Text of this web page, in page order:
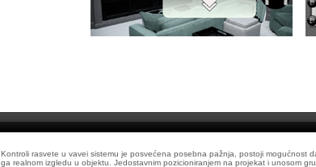
Kontroli rasvete u vavei sistemu je posvećena posebna pažnja, postoji mogućnost
ga realnom izgledu u objektu. Jedostavnim pozicioniranjem na projekat i unosom